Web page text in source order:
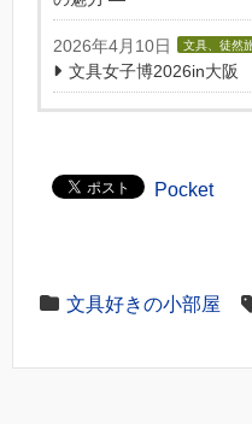
2026年4月10日 文具、徒然
文具女子博2026in大阪
Pocket
文具好きの小部屋